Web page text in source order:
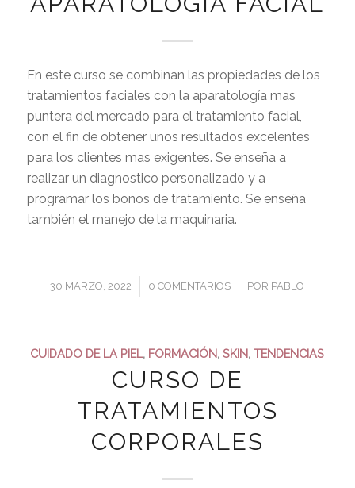
En este curso se combinan las propiedades de los
tratamientos faciales con la aparatología mas
puntera del mercado para el tratamiento facial,
con el fin de obtener unos resultados excelentes
para los clientes mas exigentes. Se enseña a
realizar un diagnostico personalizado y a
programar los bonos de tratamiento. Se enseña
también el manejo de la maquinaria.
30 MARZO, 2022
/ 0 COMENTARIOS
/ POR PABLO
CUIDADO DE LA PIEL, FORMACIÓN,SKIN,TENDENCIAS
CURSO DE
TRATAMIENTOS
CORPORALES